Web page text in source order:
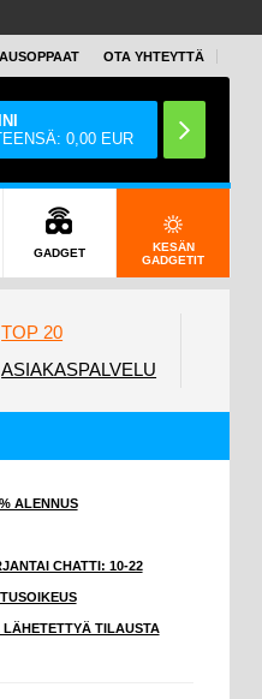
OTA YHTEYTTÄ
0,00 EUR
GADGET
KESÄN
GADGETIT
TOP 20
ASIAKASPALVELU
ALENNUS
CHATTI: 10-22
TILAUSTA